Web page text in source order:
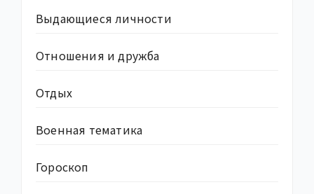
Выдающиеся личности
Отношения и дружба
Отдых
Военная тематика
Гороскоп